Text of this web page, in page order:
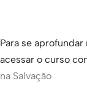
Para se
acessar o curso
na Salvação